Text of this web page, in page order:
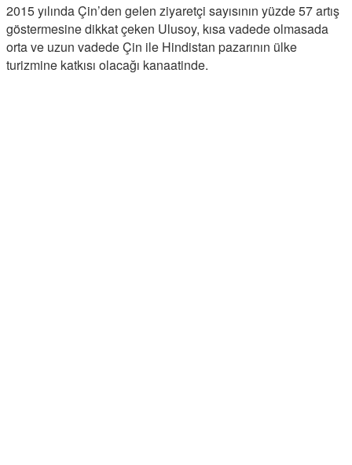
2015 yılında Çin’den gelen ziyaretçi sayısının yüzde 57 artış
göstermesine dikkat çeken Ulusoy, kısa vadede olmasada
orta ve uzun vadede Çin ile Hindistan pazarının ülke
turizmine katkısı olacağı kanaatinde.